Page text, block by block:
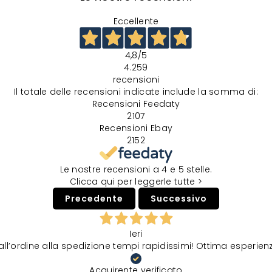
Eccellente
4,8/5
4.259
recensioni
Il totale delle recensioni indicate include la somma di:
Recensioni Feedaty
2107
Recensioni Ebay
2152
Le nostre recensioni a 4 e 5 stelle.
Clicca qui per leggerle tutte >
Precedente
Successivo
Ieri
alla spedizione tempi rapidissimi! Ottima